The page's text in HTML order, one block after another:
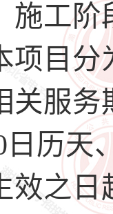
施工
项目
关服务
日历天
效之